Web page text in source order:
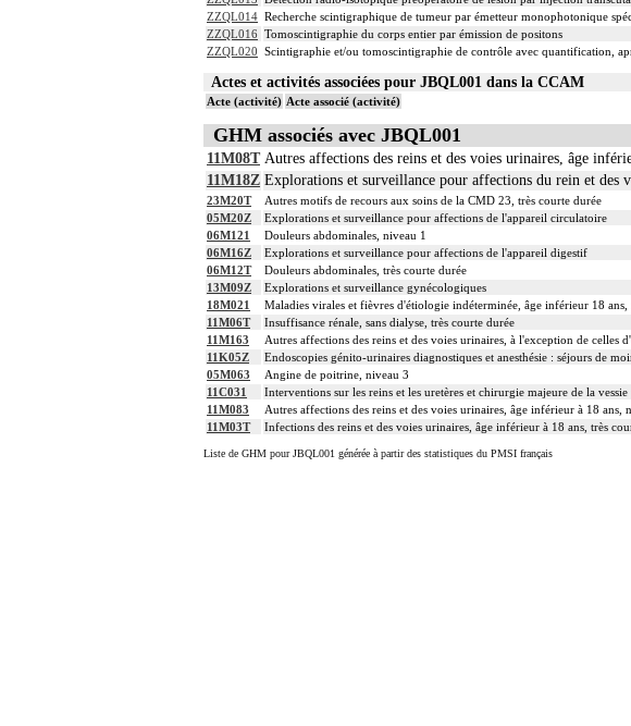
ZZQL014 Recherche scintigraphique de tumeur par émetteur monophotonique
ZZQL016 Tomoscintigraphie du corps entier par émission de positons
ZZQL020 Scintigraphie et/ou tomoscintigraphie de contrôle avec quantification,
Actes et activités associées pour JBQL001 dans la CCAM
Acte (activité) Acte associé (activité)
GHM associés avec JBQL001
11M08T Autres affections des reins et des voies urinaires, âge
11M18Z Explorations et surveillance pour affections du rein et des
23M20T
Autres motifs de recours aux soins de la CMD 23, très courte durée
05M20Z
Explorations et surveillance pour affections de l'appareil circulatoire
06M121
Douleurs abdominales, niveau 1
06M16Z
Explorations et surveillance pour affections de l'appareil digestif
06M12T
Douleurs abdominales, très courte durée
13M09Z
Explorations et surveillance gynécologiques
18M021
Maladies virales et fièvres d'étiologie indéterminée, âge inférieur 18 ans,
11M06T
Insuffisance rénale, sans dialyse, très courte durée
11M163
Autres affections des reins et des voies urinaires, à l'exception de celles
11K05Z
Endoscopies génito-urinaires diagnostiques et anesthésie : séjours de
05M063
Angine de poitrine, niveau 3
11C031
Interventions sur les reins et les uretères et chirurgie majeure de la
11M083
Autres affections des reins et des voies urinaires, âge inférieur à 18 ans,
11M03T
Infections des reins et des voies urinaires, âge inférieur à 18 ans, très
Liste de GHM pour JBQL001 générée à partir des statistiques du PMSI français